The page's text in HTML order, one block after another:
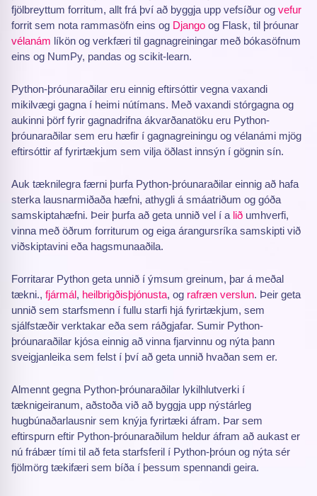
fjölbreyttum forritum, allt frá því að byggja upp vefsíður og vefur
forrit sem nota rammasöfn eins og Django og Flask, til þróunar
vélanám líkön og verkfæri til gagnagreiningar með bókasöfnum
eins og NumPy, pandas og scikit-learn.
Python-þróunaraðilar eru einnig eftirsóttir vegna vaxandi
mikilvægi gagna í heimi nútímans. Með vaxandi stórgagna og
aukinni þörf fyrir gagnadrifna ákvarðanatöku eru Python-
þróunaraðilar sem eru hæfir í gagnagreiningu og vélanámi mjög
eftirsóttir af fyrirtækjum sem vilja öðlast innsýn í gögnin sín.
Auk tæknilegra færni þurfa Python-þróunaraðilar einnig að hafa
sterka lausnarmiðaða hæfni, athygli á smáatriðum og góða
samskiptahæfni. Þeir þurfa að geta unnið vel í a lið umhverfi,
vinna með öðrum forriturum og eiga árangursríka samskipti við
viðskiptavini eða hagsmunaaðila.
Forritarar Python geta unnið í ýmsum greinum, þar á meðal
tækni., fjármál, heilbrigðisþjónusta, og rafræn verslun. Þeir geta
unnið sem starfsmenn í fullu starfi hjá fyrirtækjum, sem
sjálfstæðir verktakar eða sem ráðgjafar. Sumir Python-
þróunaraðilar kjósa einnig að vinna fjarvinnu og nýta þann
sveigjanleika sem felst í því að geta unnið hvaðan sem er.
Almennt gegna Python-þróunaraðilar lykilhlutverki í
tæknigeiranum, aðstoða við að byggja upp nýstárleg
hugbúnaðarlausnir sem knýja fyrirtæki áfram. Þar sem
eftirspurn eftir Python-þróunaraðilum heldur áfram að aukast er
nú frábær tími til að feta starfsferil í Python-þróun og nýta sér
fjölmörg tækifæri sem bíða í þessum spennandi geira.